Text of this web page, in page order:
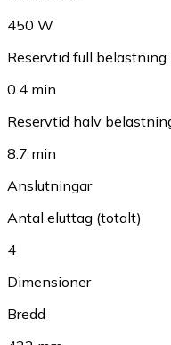
450 W
Reservtid full belastning
0.4 min
Reservtid halv
8.7 min
Anslutningar
Antal eluttag (totalt)
4
Dimensioner
Bredd